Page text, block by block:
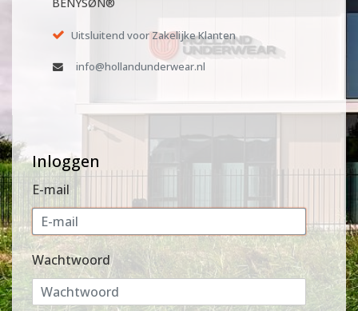
BENYSØN®
Uitsluitend voor Zakelijke Klanten
info@hollandunderwear.nl
Inloggen
E-mail
Wachtwoord